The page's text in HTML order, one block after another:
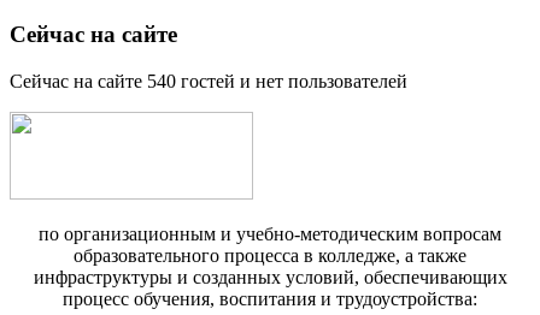
Сейчас на сайте
Сейчас на сайте 540 гостей и нет пользователей
по организационным и учебно-методическим вопросам
образовательного процесса в колледже, а также
инфраструктуры и созданных условий, обеспечивающих
процесс обучения, воспитания и трудоустройства: